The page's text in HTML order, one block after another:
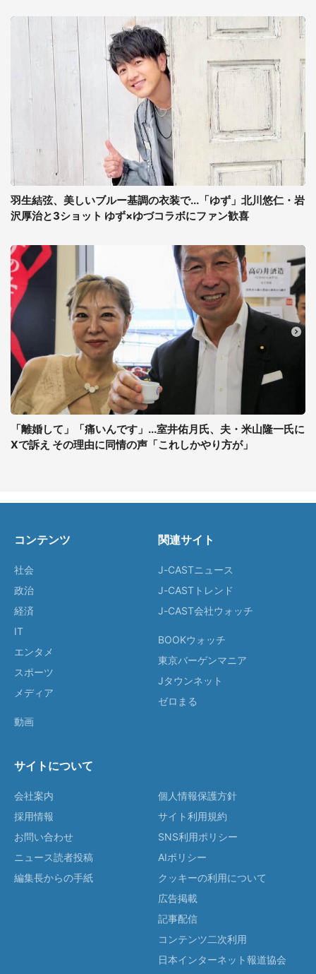
羽生結弦、美しいブルー基調の衣装で...「ゆず」北川悠仁・岩
沢厚治と3ショット ゆず×ゆづコラボにファン歓喜
「離婚して」「痛いんです」...室井佑月氏、夫・米山隆一氏に
Xで訴え その理由に同情の声「これしかやり方が」
コンテンツ
社会
政治
経済
IT
エンタメ
スポーツ
メディア
動画
関連サイト
J-CASTニュース
J-CASTトレンド
J-CAST会社ウォッチ
BOOKウォッチ
東京バーゲンマニア
Jタウンネット
ゼロまる
サイトについて
会社案内
採用情報
お問い合わせ
ニュース読者投稿
編集長からの手紙
個人情報保護方針
サイト利用規約
SNS利用ポリシー
AIポリシー
クッキーの利用について
広告掲載
記事配信
コンテンツ二次利用
日本インターネット報道協会